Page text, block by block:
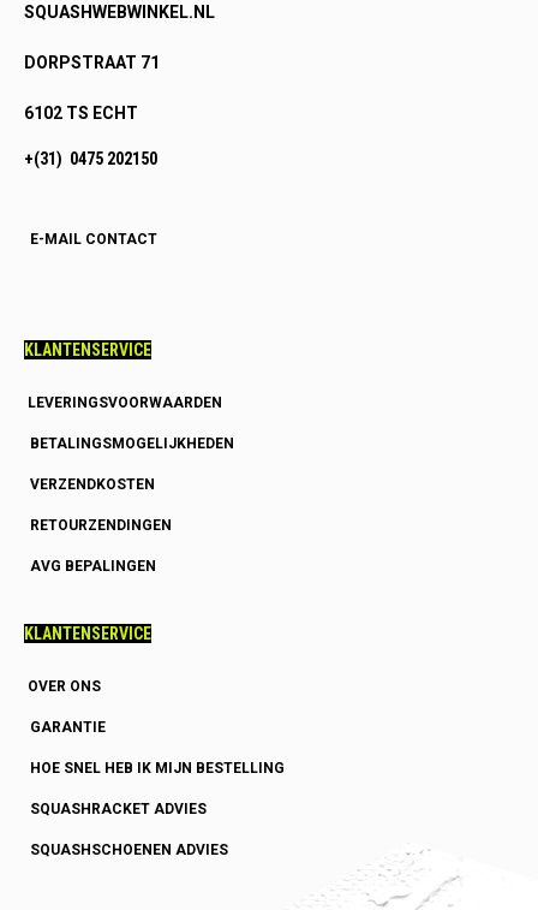
SQUASHWEBWINKEL.NL
DORPSTRAAT 71
6102 TS ECHT
+(31) 0475 202150
E-MAIL CONTACT
KLANTENSERVICE
LEVERINGSVOORWAARDEN
BETALINGSMOGELIJKHEDEN
VERZENDKOSTEN
RETOURZENDINGEN
AVG BEPALINGEN
KLANTENSERVICE
OVER ONS
GARANTIE
HOE SNEL HEB IK MIJN BESTELLING
SQUASHRACKET ADVIES
SQUASHSCHOENEN ADVIES